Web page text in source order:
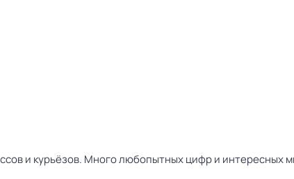
и курьёзов. Много любопытных цифр и интересных